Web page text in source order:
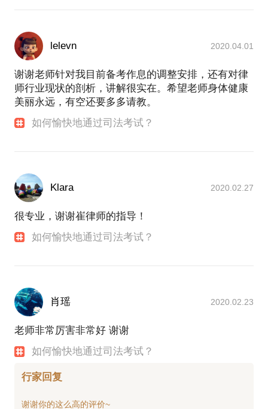
1、到国家电网、电信等企业进行培训与分享。
2、在拆书帮、拆书学院、一块听听等平台开设读书＆
拆书课程。
3、在荔枝上开设精力&时间管理专栏，常年讲线上课
和线下课。
lelevn 2020.04.01
谢谢老师针对我目前备考作息的调整安排，还有对律
师行业现状的剖析，讲解很实在。希望老师身体健康
美丽永远，有空还要多多请教。
如何愉快地通过司法考试？
Klara 2020.02.27
很专业，谢谢崔律师的指导！
如何愉快地通过司法考试？
肖瑶 2020.02.23
老师非常厉害非常好 谢谢
如何愉快地通过司法考试？
行家回复
谢谢你的这么高的评价~